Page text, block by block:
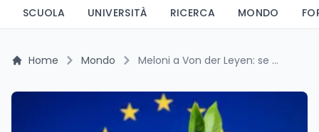
SCUOLA UNIVERSITÀ RICERCA MONDO
Home Mondo Meloni a Von der Leyen: se vale per la difesa, vale anche per l'energia